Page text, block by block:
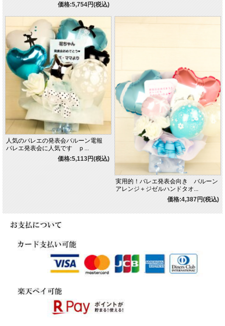
価格:5,754円(税込)
人気のバレエの発表会バルーン電報
バレエ発表会に人気です ｐ...
価格:5,113円(税込)
実用的！バレエ発表会向き バルーン
アレンジ＋ジゼルハンドタオ...
価格:4,387円(税込)